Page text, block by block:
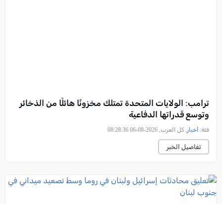
ترامب: الولايات المتحدة تمتلك مخزونًا هائلًا من الذخائر
وتوسع قدراتها الدفاعية
فئة: أخبار , كل العرب, 2026-08-06 08:28:36
تفاصيل الخبر